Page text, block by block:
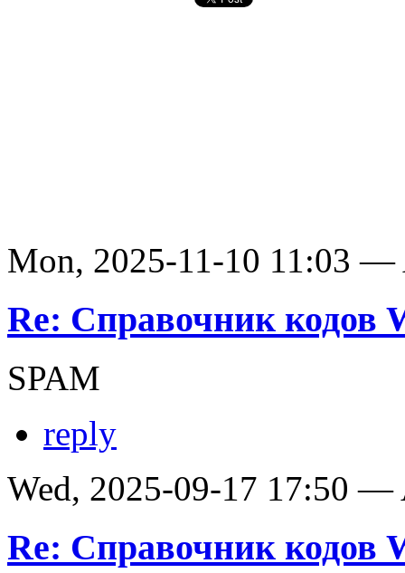
Mon, 2025-11-10 11:03 —
Re: Справочник кодов
SPAM
reply
Wed, 2025-09-17 17:50 —
Re: Справочник кодов